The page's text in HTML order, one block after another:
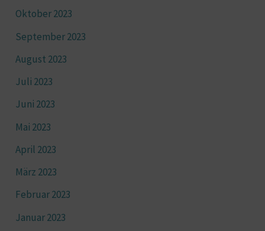
Oktober 2023
September 2023
August 2023
Juli 2023
Juni 2023
Mai 2023
April 2023
März 2023
Februar 2023
Januar 2023